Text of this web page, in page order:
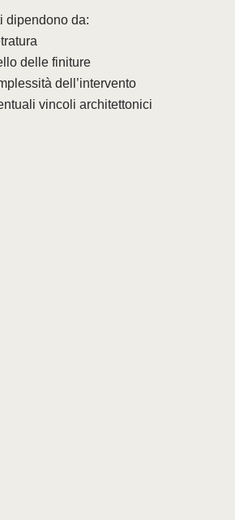
dipendono da:
delle finiture
dell’intervento
vincoli architettonici